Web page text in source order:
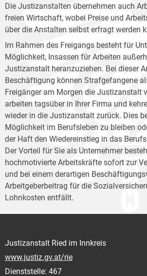
Die Justizanstalten übernehmen auch
freien Wirtschaft, wobei Preise und
über die Anstalten selbst erfragt werden
Im Rahmen des Freigangs besteht für
Möglichkeit, Insassen für Arbeiten
Justizanstalt heranzuziehen. Bei dieser
Beschäftigung können Strafgefangene
Freigänger am Morgen die Justizanstalt
arbeiten tagsüber in Ihrer Firma und
wieder in die Justizanstalt zurück. Dies
Möglichkeit im Berufsleben zu bleiben
der Haft den Wiedereinstieg in das
Der Vorteil für Sie als Unternehmer
hochmotivierte Arbeitskräfte sofort zur
und bei einem derartigen
Arbeitgeberbeitrag für die
Lohnkosten entfällt.
Justizanstalt Ried im Innkreis
www.justiz.gv.at/rie
Dienststelle: 467